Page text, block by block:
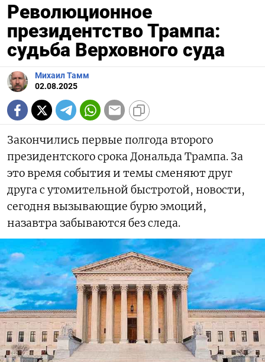
Революционное
президентство Трампа:
судьба Верховного суда
Михаил Тамм
02.08.2025
Закончились первые полгода второго
президентского срока Дональда Трампа. За
это время события и темы сменяют друг
друга с утомительной быстротой, новости,
сегодня вызывающие бурю эмоций,
назавтра забываются без следа.